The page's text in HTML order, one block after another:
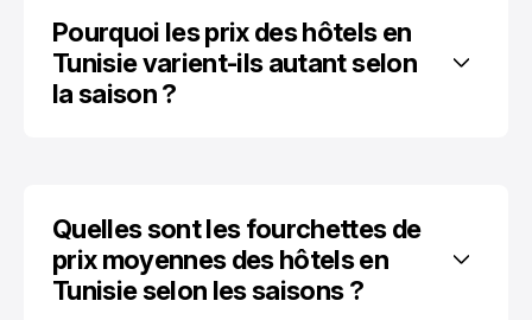
Pourquoi les prix des hôtels en
Tunisie varient-ils autant selon
la saison ?
Quelles sont les fourchettes de
prix moyennes des hôtels en
Tunisie selon les saisons ?